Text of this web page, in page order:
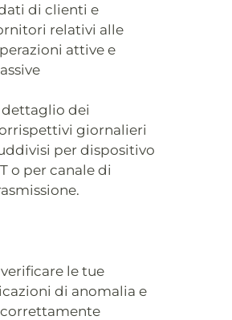
di clienti e
relativi alle
attive e
dei
giornalieri
per dispositivo
o per canale di
le tue
di anomalia e